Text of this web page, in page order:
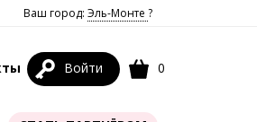
Ваш город: Эль-Монте ?
Войти 0